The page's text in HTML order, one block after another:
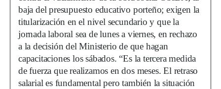
baja del presupuesto educativo porteño; exigen la
titularización en el nivel secundario y que la
jornada laboral sea de lunes a viernes, en rechazo
a la decisión del Ministerio de que hagan
capacitaciones los sábados. “Es la tercera medida
de fuerza que realizamos en dos meses. El retraso
salarial es fundamental pero también la situación